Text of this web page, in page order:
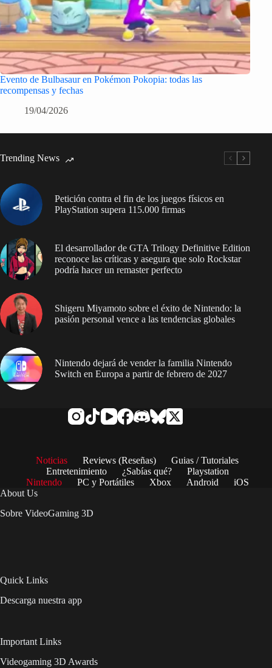
Evento de Bulbasaur en Pokémon Pokopia: todas las
recompensas y fechas
19/04/2026
Trending News
Petición contra el fin de los juegos físicos en
PlayStation supera 115.000 firmas
El desarrollador de GTA Trilogy Definitive Edition
reconoce las críticas y asegura que solo Rockstar
podría hacer un remaster perfecto
Shigeru Miyamoto sobre el éxito de Nintendo: la
pasión personal vence a las tendencias globales
Nintendo dejará de vender la familia Nintendo
Switch en Europa a partir de febrero de 2027
Noticias Reviews (Reseñas)
Guias / Tutoriales
Entretenimiento
¿Sabías qué?
Playstation
Nintendo
PC y Portátiles Xbox Android
iOS
About Us
Sobre VideoGaming 3D
Quick Links
Descarga nuestra app
Important Links
Videogaming 3D Awards